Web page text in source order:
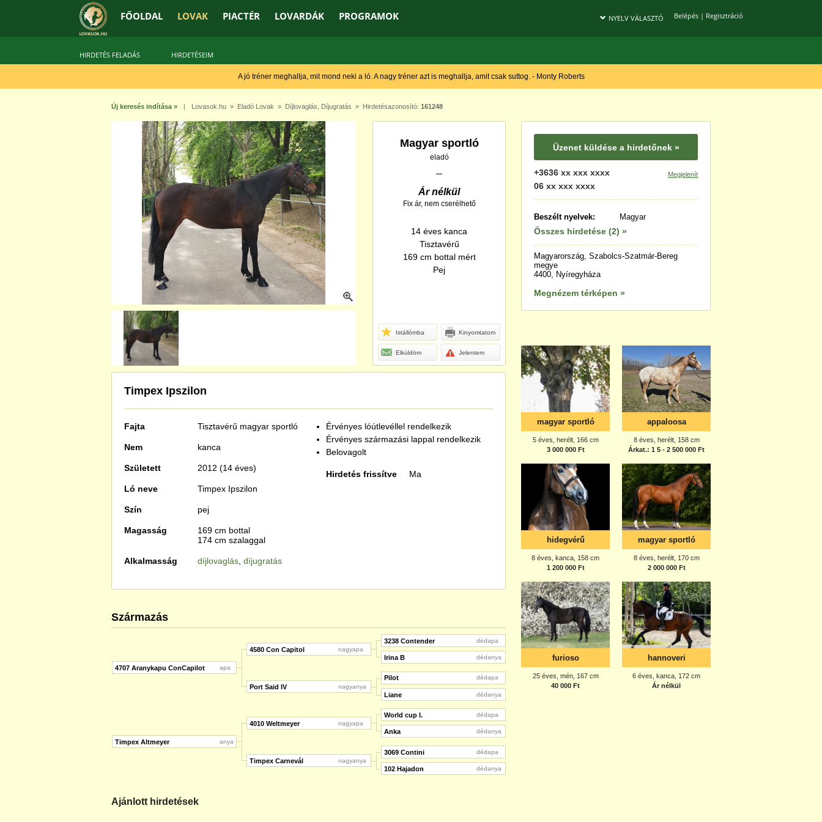
FŐOLDAL LOVAK PIACTÉR LOVARDÁK PROGRAMOK Belépés| Regisztráció
NYELV VÁLASZTÓ
HIRDETÉS FELADÁS HIRDETÉSEIM
A jó tréner meghallja, mit mond neki a ló. A nagy tréner azt is meghallja, amit csak suttog. - Monty Roberts
Új keresés indítása » | Lovasok.hu » Eladó Lovak » Díjlovaglás Díjugratás » Hirdetésazonosító: 161248
Magyar sportló
eladó
Ár nélkül
Fix ár, nem cserélhető
14 éves kanca
Tisztavérű
169 cm bottal mért
Pej
Istállómba Kinyomtatom
Elküldöm Jelentem
Timpex Ipszilon
Fajta Tisztavérű magyar sportló
Nem kanca
Született 2012 (14 éves)
Ló neve Timpex Ipszilon
Szín pej
Magasság
169 cm bottal
174 cm szalaggal
Alkalmasság díjlovaglás díjugratás
Érvényes lóútlevéllel rendelkezik
Érvényes származási lappal rendelkezik
Belovagolt
Hirdetés frissítve Ma
Származás
4707 Aranykapu ConCapilot apa
Timpex Altmeyer anya
4580 Con Capitol nagyapa
Port Said IV nagyanya
4010 Weltmeyer nagyapa
Timpex Carnevál nagyanya
3238 Contender dédapa
Irina B dédanya
Pilot dédapa
Liane dédanya
World cup I. dédapa
Anka dédanya
3069 Contini dédapa
102 Hajadon dédanya
Ajánlott hirdetések
Üzenet küldése a hirdetőnek »
+3636 xx xxx xxxx
06 xx xxx xxxx
Megjelenít
Beszélt nyelvek: Magyar
Összes hirdetése (2) »
Magyarország, Szabolcs-Szatmár-Bereg
megye
4400, Nyíregyháza
Megnézem térképen »